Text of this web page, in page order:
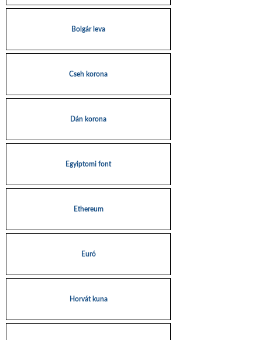
Bolgár leva
Cseh korona
Dán korona
Egyiptomi font
Ethereum
Euró
Horvát kuna